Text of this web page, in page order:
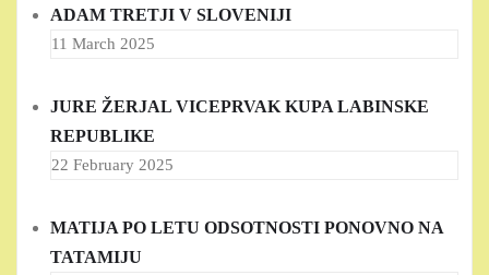
ADAM TRETJI V SLOVENIJI
11 March 2025
JURE ŽERJAL VICEPRVAK KUPA LABINSKE
REPUBLIKE
22 February 2025
MATIJA PO LETU ODSOTNOSTI PONOVNO NA
TATAMIJU